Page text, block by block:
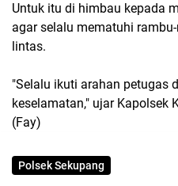
Untuk itu di himbau kepada
agar selalu mematuhi
lintas.
"Selalu ikuti arahan petugas
keselamatan," ujar Kapolsek
(Fay)
Polsek Sekupang